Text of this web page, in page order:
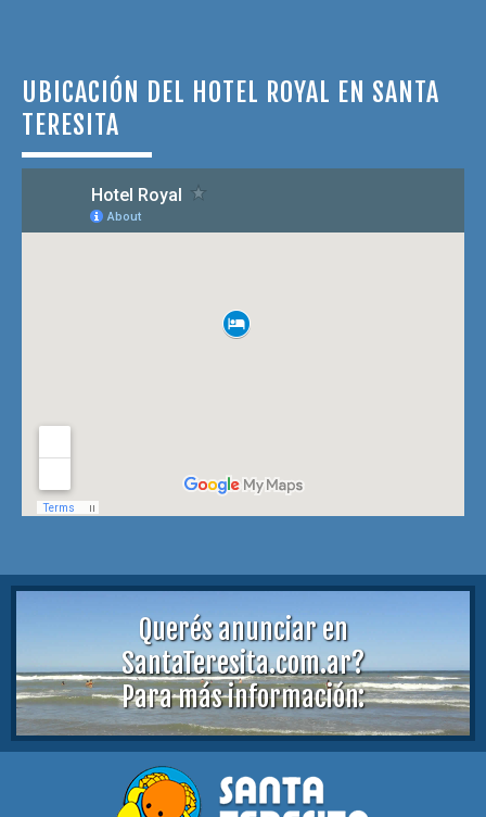
UBICACIÓN DEL HOTEL ROYAL EN SANTA
TERESITA
Querés anunciar en
SantaTeresita.com.ar?
Para más información: